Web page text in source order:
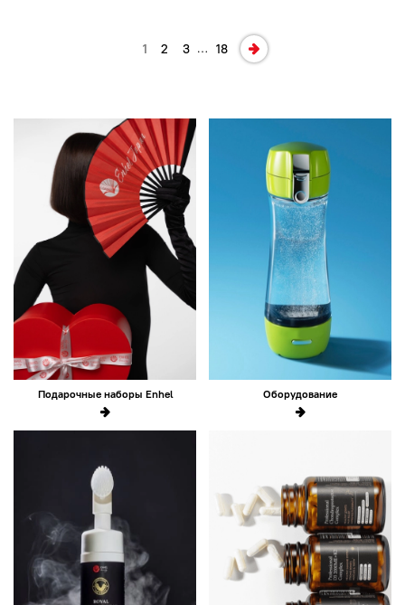
1 2 3 … 18
Подарочные наборы Enhel Оборудование